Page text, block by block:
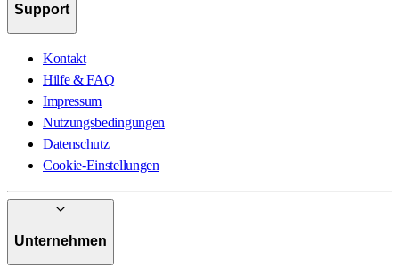
Support
Kontakt
Hilfe & FAQ
Impressum
Nutzungsbedingungen
Datenschutz
Cookie-Einstellungen
Unternehmen